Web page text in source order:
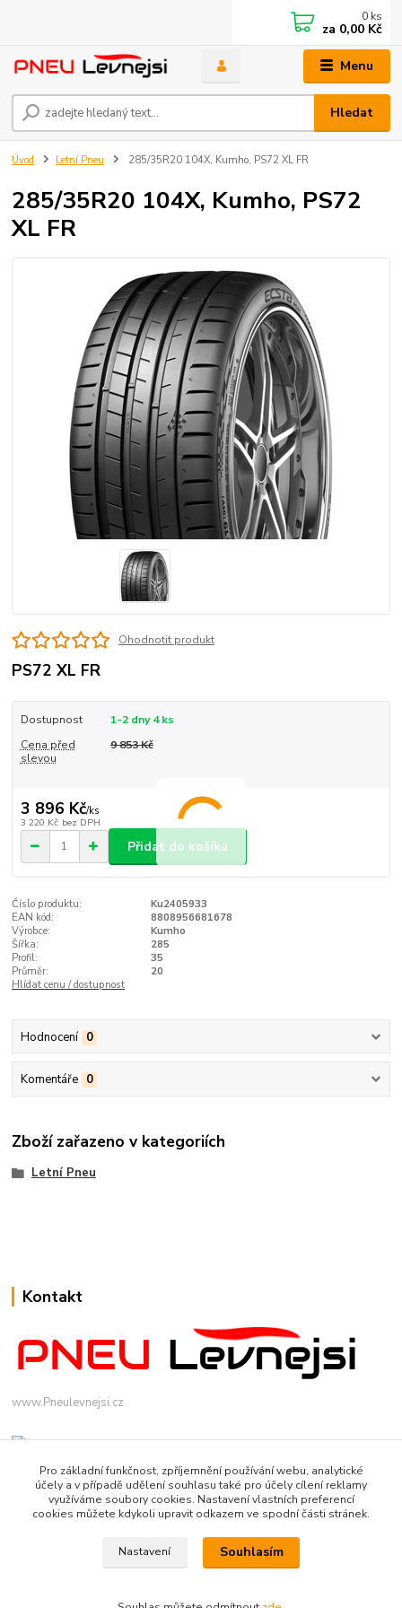
Menu
Hledat
0 ks
za 0,00 Kč
Úvod Letní Pneu 285/35R20 104X, Kumho, PS72 XL FR
285/35R20 104X, Kumho, PS72
XL FR
Ohodnotit produkt
PS72 XL FR
Dostupnost
1-2 dny 4 ks
Cena před
slevou
9 853 Kč
3 896 Kč/ks
3 220 Kč bez DPH
Přidat do košíku
Číslo produktu:
Ku2405933
EAN kód:
8808956681678
Výrobce:
Kumho
Šířka:
285
Profil:
35
Průměr:
20
Hlídat cenu / dostupnost
Hodnocení 0
Komentáře 0
Zboží zařazeno v kategoriích
Letní Pneu
Kontakt
www.Pneulevnejsi.cz
info(a)pneulevnejsi.cz
Pro základní funkčnost, zpříjemnění používání webu, analytické
účely a v případě udělení souhlasu také pro účely cílení reklamy
využíváme soubory cookies. Nastavení vlastních preferencí
cookies můžete kdykoli upravit odkazem ve spodní části stránek.
Nastavení Souhlasím